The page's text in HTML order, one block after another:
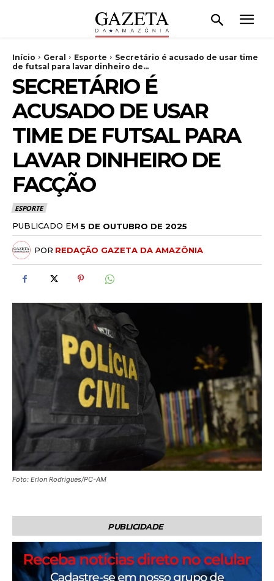
Início Geral Esporte
Secretário é acusado de usar time
de futsal para lavar dinheiro de...
SECRETÁRIO É
ACUSADO DE USAR
TIME DE FUTSAL PARA
LAVAR DINHEIRO DE
FACÇÃO
ESPORTE
PUBLICADO EM 5 DE OUTUBRO DE 2025
POR REDAÇÃO GAZETA DA AMAZÔNIA
Foto: Erlon Rodrigues/PC-AM
PUBLICIDADE